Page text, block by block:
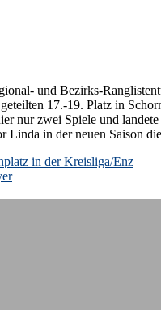
und Bezirks-
17.-19. Platz in
nur zwei Spiele und
Linda in der neuen Saison
in der Kreisliga/Enz